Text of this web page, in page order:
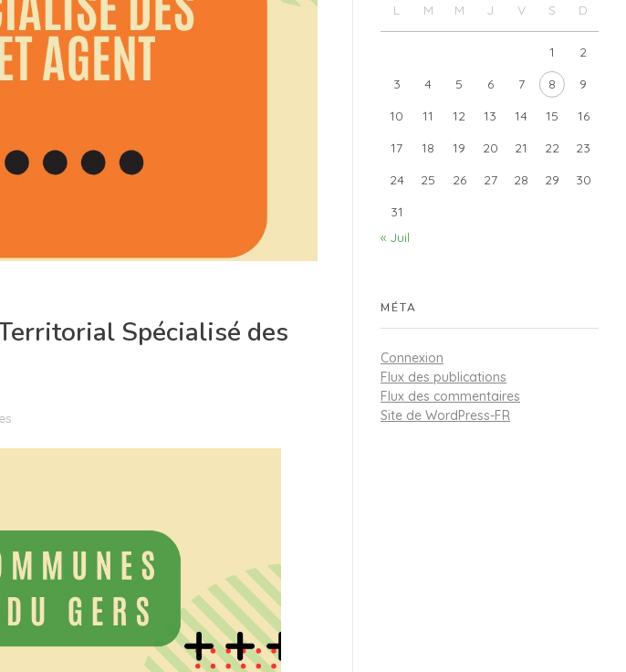
Spécialisé des
L M M J V S D
1
2
3
4 5 6 7 8
9
10
11 12 13 14 15
16
17
18 19 20 21 22
23
24
25 26 27 28 29
30
31
« Juil
MÉTA
Connexion
Flux des publications
Flux des commentaires
Site de WordPress-FR